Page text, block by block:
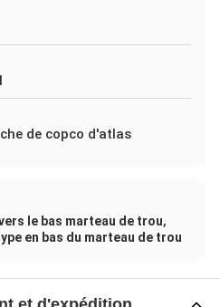
de copco d'atlas
le bas marteau de trou,
en bas du marteau de trou